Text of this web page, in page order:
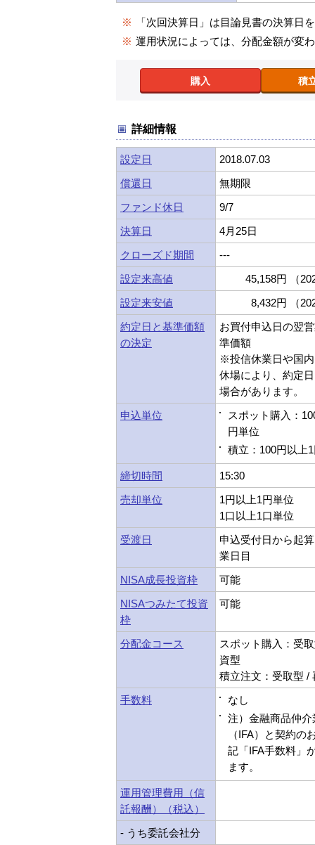
※
「次回決算日」は目論見書の決算日
※ 運用状況によっては、分配金額が変
購入 積
詳細情報
設定日
2018.07.03
償還日
無期限
ファンド休日
9/7
決算日
4月25日
クローズド期間
---
設定来高値
45,158円 （
設定来安値
8,432円 （
約定日と基準価額
の決定
お買付申込日の翌
準価額
※投信休業日や国
休場により、約定
場合があります。
申込単位
スポット購入：
円単位
積立：100円以上
締切時間
15:30
売却単位
1円以上1円単位
1口以上1口単位
受渡日
申込受付日から起
業日目
NISA成長投資枠
可能
NISAつみたて投資
枠
可能
分配金コース
スポット購入：受
資型
積立注文：受取型 /
手数料
なし
注）金融商品仲介
（IFA）と契約の
記「IFA手数料」
ます。
運用管理費用（信
託報酬）（税込）
- うち委託会社分